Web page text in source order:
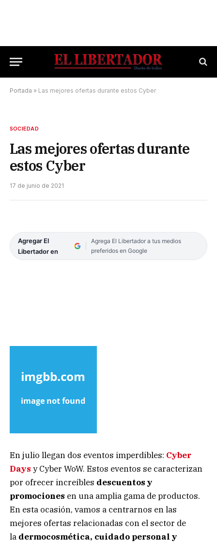
Portada » Las mejores ofertas durante estos Cyber
SOCIEDAD
Las mejores ofertas durante
estos Cyber
17 de junio de 2021
Agregar El
Libertador en
Agrega El Libertador a tus medios
preferidos en Google
En julio llegan dos eventos imperdibles: Cyber
Days y Cyber WoW. Estos eventos se caracterizan
por ofrecer increíbles descuentos y
promociones en una amplia gama de productos.
En esta ocasión, vamos a centrarnos en las
mejores ofertas relacionadas con el sector de
la dermocosmética, cuidado personal y